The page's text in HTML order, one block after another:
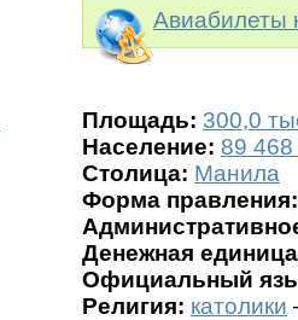
Авиабилеты
Площадь: 300,0
Население: 89 468
Столица: Манила
Форма правления:
Денежная
Официальный
Религия: католики